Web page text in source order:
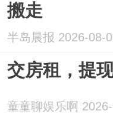
搬走
半岛晨报 2026-08-
交房租，提
童童聊娱乐啊